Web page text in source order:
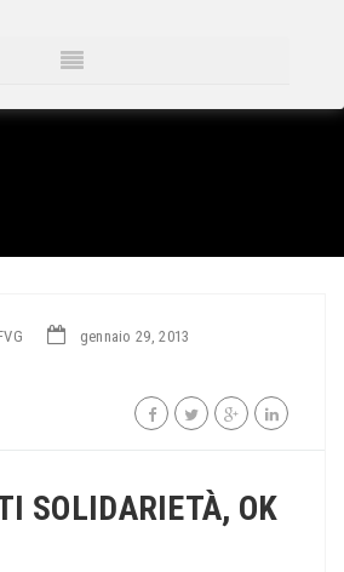
gennaio 29, 2013
SOLIDARIETÀ, OK